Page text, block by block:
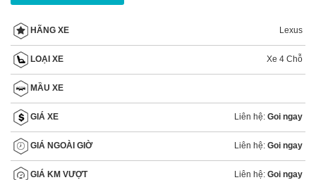
HÃNG XE Lexus
LOẠI XE Xe 4 Chỗ
MẦU XE
GIÁ XE Liên hệ: Goi ngay
GIÁ NGOÀI GIỜ Liên hệ: Goi ngay
GIÁ KM VƯỢT Liên hệ: Goi ngay